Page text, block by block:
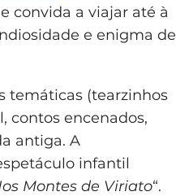
convida a viajar até à
e enigma de
temáticas (tearzinhos
contos encenados,
antiga. A
infantil
Montes de Viriato“.